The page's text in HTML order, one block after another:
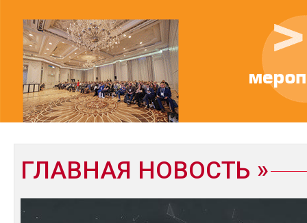
ГЛАВНАЯ НОВОСТЬ